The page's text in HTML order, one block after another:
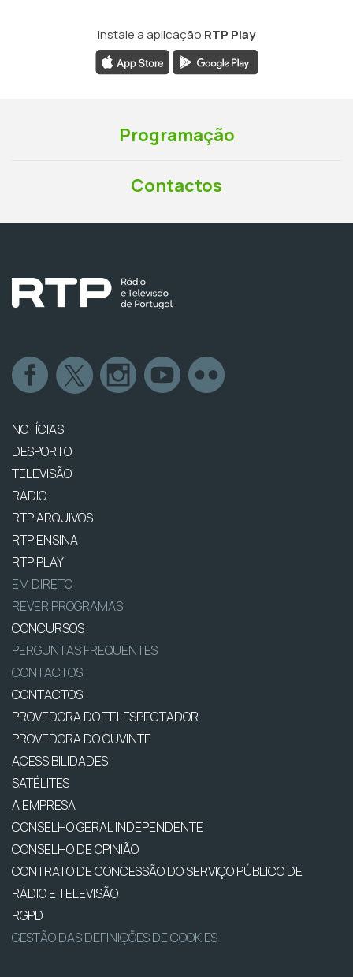
Instale a aplicação RTP Play
Programação
Contactos
NOTÍCIAS
DESPORTO
TELEVISÃO
RÁDIO
RTP ARQUIVOS
RTP ENSINA
RTP PLAY
EM DIRETO
REVER PROGRAMAS
CONCURSOS
PERGUNTAS FREQUENTES
CONTACTOS
CONTACTOS
PROVEDORA DO TELESPECTADOR
PROVEDORA DO OUVINTE
ACESSIBILIDADES
SATÉLITES
A EMPRESA
CONSELHO GERAL INDEPENDENTE
CONSELHO DE OPINIÃO
CONTRATO DE CONCESSÃO DO SERVIÇO PÚBLICO DE
RÁDIO E TELEVISÃO
RGPD
GESTÃO DAS DEFINIÇÕES DE COOKIES